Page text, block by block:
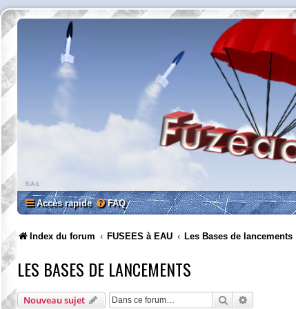
Accès rapide FAQ
Index du forum FUSEES à EAU Les Bases de lancements
LES BASES DE LANCEMENTS
Nouveau sujet Rechercher